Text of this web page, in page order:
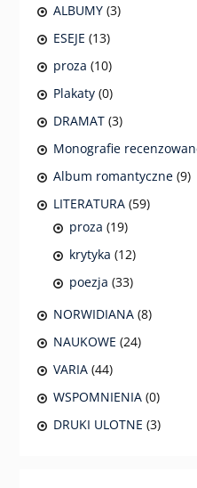
ALBUMY (3)
ESEJE (13)
proza (10)
Plakaty (0)
DRAMAT (3)
Monografie
Album romantyczne (9)
LITERATURA (59)
proza (19)
krytyka (12)
poezja (33)
NORWIDIANA (8)
NAUKOWE (24)
VARIA (44)
WSPOMNIENIA (0)
DRUKI ULOTNE (3)